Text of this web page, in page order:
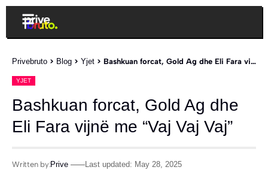
Privebruto > Blog > Yjet > Bashkuan forcat, Gold Ag dhe Eli Fara vijnë me “Vaj Vaj Vaj”
YJET
Bashkuan forcat, Gold Ag dhe
Eli Fara vijnë me “Vaj Vaj Vaj”
Written by:Prive Last updated: May 28, 2025